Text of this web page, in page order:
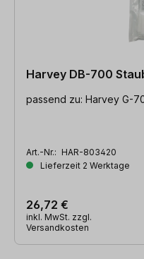
Harvey DB-700
passend zu: Harvey G-
Art.-Nr.: HAR-803420
Lieferzeit 2 Werktage
26,72 €
inkl. MwSt. zzgl.
Versandkosten